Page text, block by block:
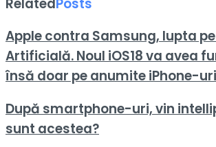
Apple contra Samsung, lupta
Artificială. Noul iOS18 va avea
însă doar pe anumite iPhone-uri
După smartphone-uri, vin
sunt acestea?